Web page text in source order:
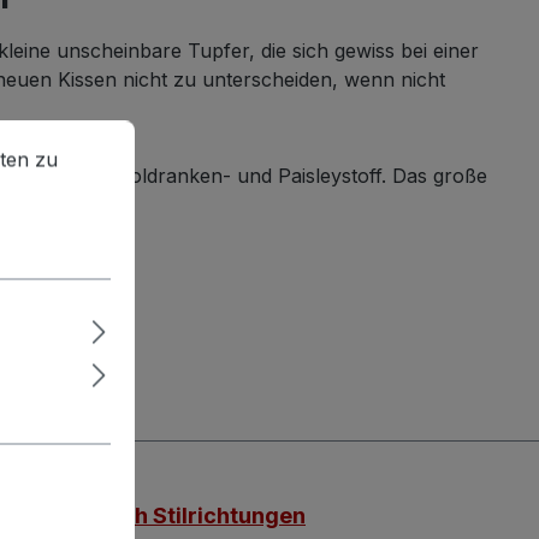
unscheinbare Tupfer, die sich gewiss bei einer
Kissen nicht zu unterscheiden, wenn nicht
Füße aus Goldranken- und Paisleystoff. Das große
Möbel nach Stilrichtungen
zu können.
Mehr Informationen ...
zu